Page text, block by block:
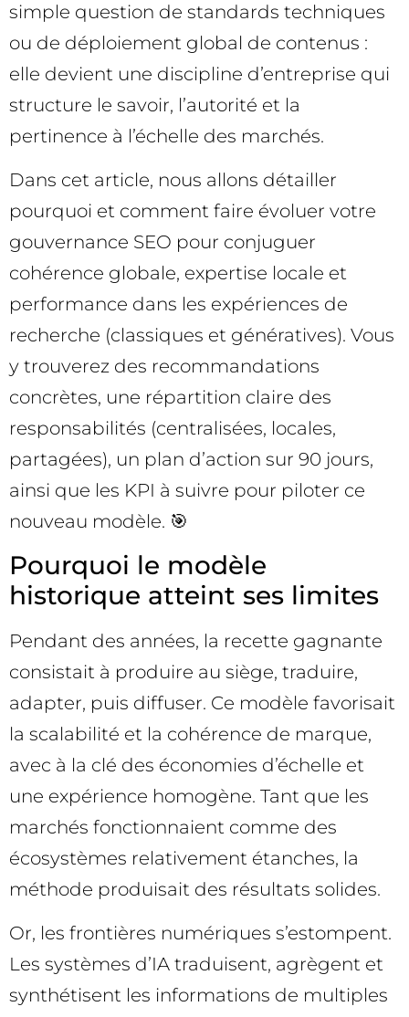
simple question de standards techniques
ou de déploiement global de contenus :
elle devient une discipline d’entreprise qui
structure le savoir, l’autorité et la
pertinence à l’échelle des marchés.
Dans cet article, nous allons détailler
pourquoi et comment faire évoluer votre
gouvernance SEO pour conjuguer
cohérence globale, expertise locale et
performance dans les expériences de
recherche (classiques et génératives). Vous
y trouverez des recommandations
concrètes, une répartition claire des
responsabilités (centralisées, locales,
partagées), un plan d’action sur 90 jours,
ainsi que les KPI à suivre pour piloter ce
nouveau modèle. 🎯
Pourquoi le modèle
historique atteint ses limites
Pendant des années, la recette gagnante
consistait à produire au siège, traduire,
adapter, puis diffuser. Ce modèle favorisait
la scalabilité et la cohérence de marque,
avec à la clé des économies d’échelle et
une expérience homogène. Tant que les
marchés fonctionnaient comme des
écosystèmes relativement étanches, la
méthode produisait des résultats solides.
Or, les frontières numériques s’estompent.
Les systèmes d’IA traduisent, agrègent et
synthétisent les informations de multiples